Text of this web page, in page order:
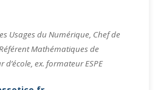
Usages du Numérique, Chef de
Mathématiques de
ex. formateur ESPE